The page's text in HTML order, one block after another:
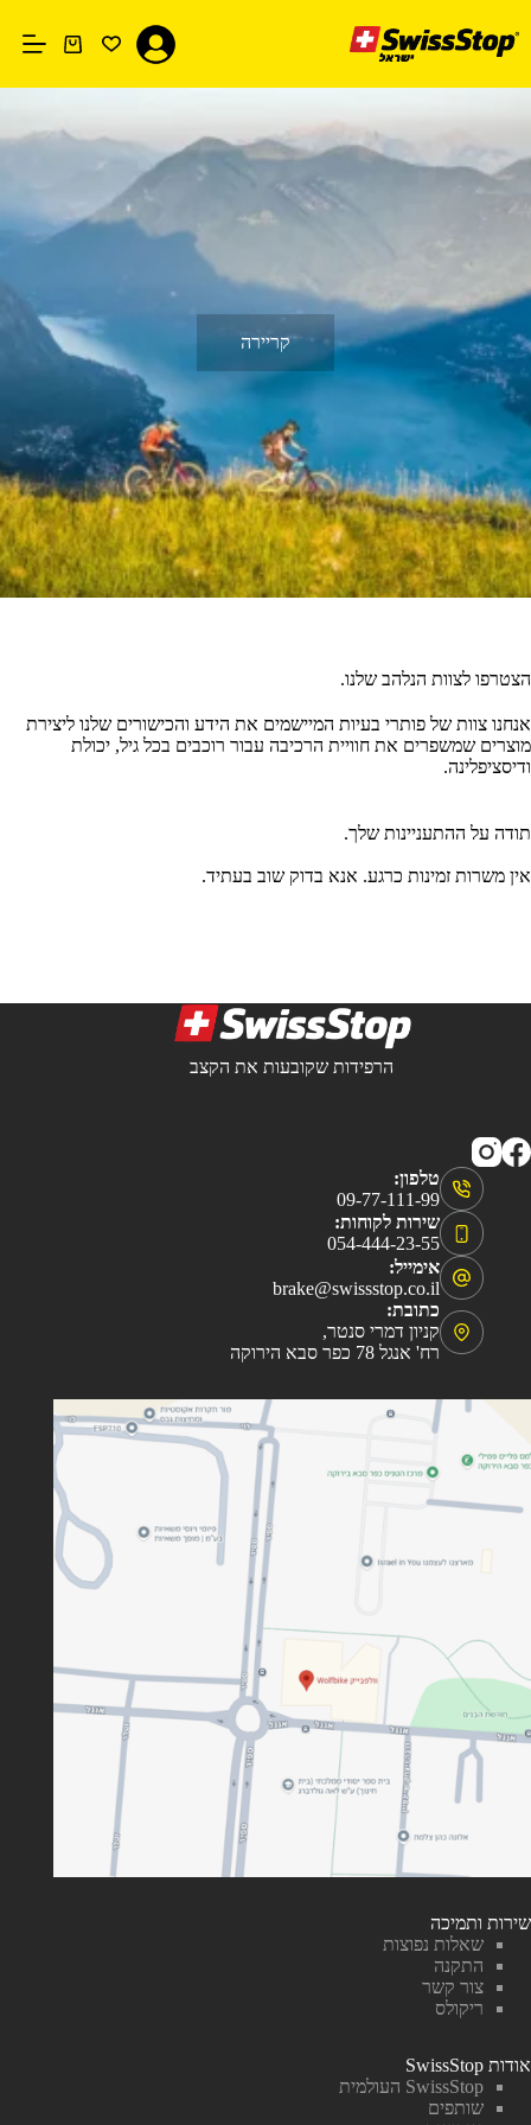
to
content
עגלת
קריירה
הצטרפו לצוות הנלהב שלנו.
אנחנו צוות של פותרי בעיות המיישמים את הידע והכישורים שלנו ליצירת
מוצרים שמשפרים את חוויית הרכיבה עבור רוכבים בכל גיל, יכולת
ודיסציפלינה.
תודה על ההתעניינות שלך.
אין משרות זמינות כרגע. אנא בדוק שוב בעתיד.
הרפידות שקובעות את הקצב
טלפון:
09-77-111-99
שירות לקוחות:
054-444-23-55
אימייל:
brake@swissstop.co.il
כתובת:
קניון דמרי סנטר,
רח' אנגל 78 כפר סבא הירוקה
שירות ותמיכה
שאלות נפוצות
התקנה
צור קשר
ריקולס
אודות SwissStop
SwissStop העולמית
שותפים